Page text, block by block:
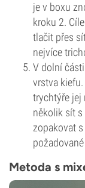
je v boxu
kroku 2.
tlačit přes
nejvíce
V dolní
vrstva
trychtýře jej
několik sít
zopakovat
Metoda s